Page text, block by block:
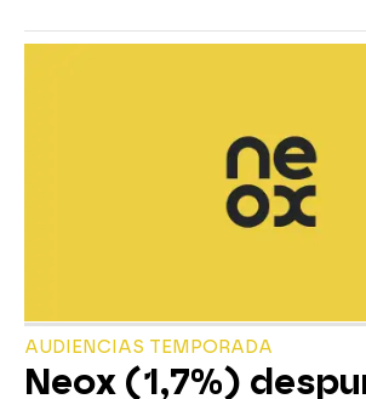
AUDIENCIAS TEMPORADA
Neox (1,7%)